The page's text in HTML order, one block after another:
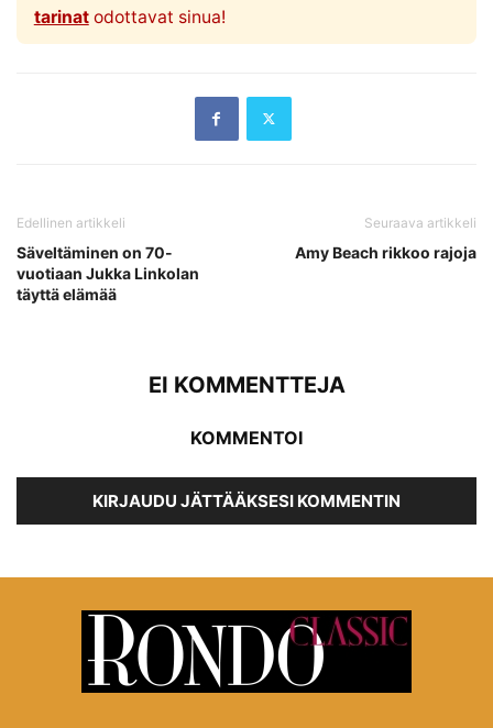
tarinatodottavat sinua!
Edellinen artikkeli
Säveltäminen on 70-
vuotiaan Jukka Linkolan
täyttä elämää
Seuraava artikkeli
Amy Beach rikkoo rajoja
EI KOMMENTTEJA
KOMMENTOI
KIRJAUDU JÄTTÄÄKSESI KOMMENTIN